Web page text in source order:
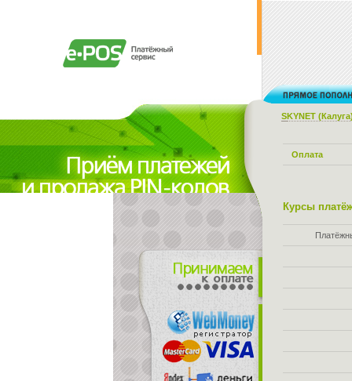
SKYNET
Оплата
Курсы